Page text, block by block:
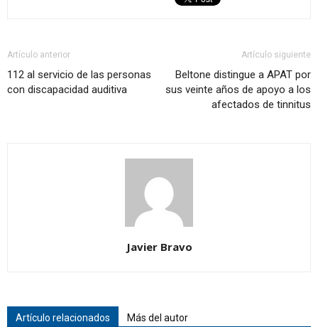
Artículo anterior
112 al servicio de las personas
con discapacidad auditiva
Artículo siguiente
Beltone distingue a APAT por
sus veinte años de apoyo a los
afectados de tinnitus
Javier Bravo
Artículo relacionados Más del autor